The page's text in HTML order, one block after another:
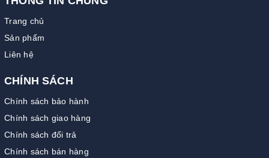
Trang chủ
Sản phẩm
Liên hệ
CHÍNH SÁCH
Chính sách bảo hành
Chính sách giao hàng
Chính sách đổi trả
Chính sách bán hàng